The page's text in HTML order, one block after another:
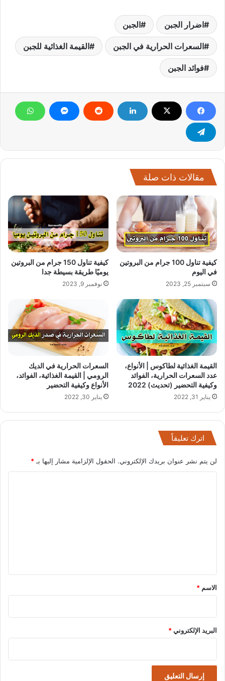
اضرار الجبن الجبن
السعرات الحرارية في الجبن القيمة الغذائية للجبن
فوائد الجبن
مقالات ذات صلة
كيفية تناول 100 جرام من البروتين
في اليوم
سبتمبر 25, 2023
كيفية تناول 150 جرام من البروتين
يوميًا طريقة بسيطة جدا
نوفمبر 9, 2023
القيمة الغذائية لطاكوس | الأنواع،
عدد السعرات الحرارية، الفوائد
وكيفية التحضير (تحديث) 2022
يناير 31, 2022
السعرات الحرارية في الديك
الرومي | القيمة الغذائية، الفوائد،
الأنواع وكيفية التحضير
يناير 30, 2022
اترك تعليقاً
لن يتم نشر عنوان بريدك الإلكتروني. الحقول الإلزامية مشار إليها بـ *
*
الاسم *
البريد الإلكتروني*